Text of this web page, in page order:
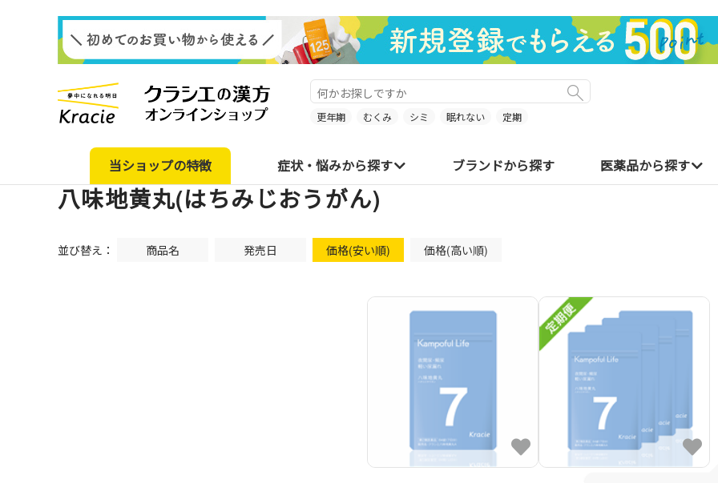
更年期 むくみ シミ 眠れない 定期
当ショップの特徴 症状・悩みから探す ブランドから探す 医薬品から探す
八味地黄丸(はちみじおうがん)
並び替え： 商品名 発売日 価格(安い順) 価格(高い順)